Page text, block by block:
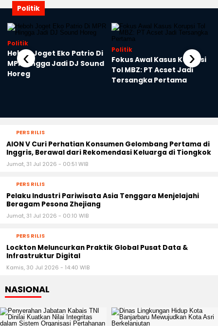
Politik
Politik
Heboh Joget Eko Patrio Di
MPR Hingga Jadi DJ Sound
Horeg
Politik
Fokus Awal Kasus Korupsi
Tol MBZ: PT Acset Jadi
Tersangka Pertama
‹ ›
PERS RILIS
AION V Curi Perhatian Konsumen Gelombang Pertama di
Inggris, Berawal dari Rekomendasi Keluarga di Tiongkok
Jumat, 31 Jul 2026 - 00:51 WIB
PERS RILIS
Pelaku Industri Pariwisata Asia Tenggara Menjelajahi
Beragam Pesona Zhejiang
Jumat, 31 Jul 2026 - 00:10 WIB
PERS RILIS
Lockton Meluncurkan Praktik Global Pusat Data &
Infrastruktur Digital
Kamis, 30 Jul 2026 - 14:40 WIB
NASIONAL